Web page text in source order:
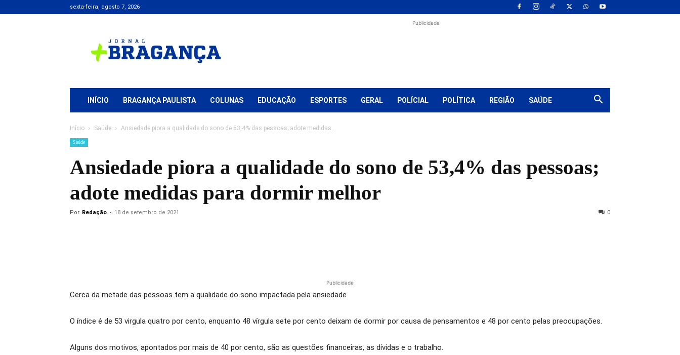
sexta-feira, agosto 7, 2026
+
Bragança
Publicidade
INÍCIO BRAGANÇA PAULISTA COLUNAS EDUCAÇÃO ESPORTES GERAL POLÍCIAL POLÍTICA REGIÃO SAÚDE
Início Saúde Ansiedade piora a qualidade do sono de 53,4% das pessoas; adote medidas...
Saúde
Ansiedade piora a qualidade do sono de 53,4% das pessoas;
adote medidas para dormir melhor
Por Redação - 18 de setembro de 2021 0
Publicidade
Cerca da metade das pessoas tem a qualidade do sono impactada pela ansiedade.
O índice é de 53 virgula quatro por cento, enquanto 48 vírgula sete por cento deixam de dormir por causa de pensamentos e 48 por cento pelas preocupações.
Alguns dos motivos, apontados por mais de 40 por cento, são as questões financeiras, as dívidas e o trabalho.